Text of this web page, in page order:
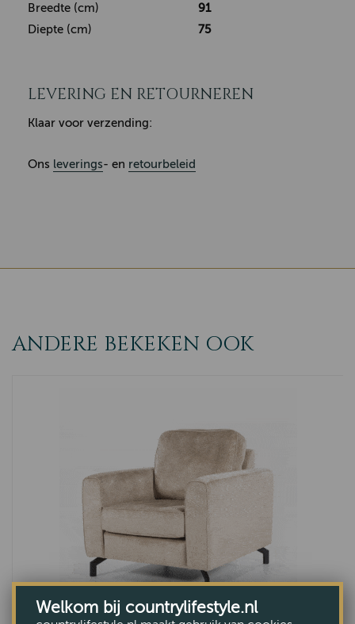
Breedte (cm)
91
Diepte (cm)
75
LEVERING EN RETOURNEREN
Klaar voor verzending:
Ons leverings- en retourbeleid
ANDERE BEKEKEN OOK
Welkom bij countrylifestyle.nl